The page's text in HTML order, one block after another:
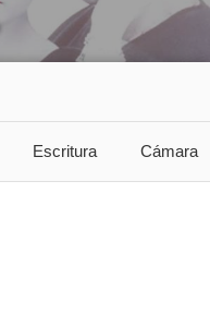
Escritura Cámara